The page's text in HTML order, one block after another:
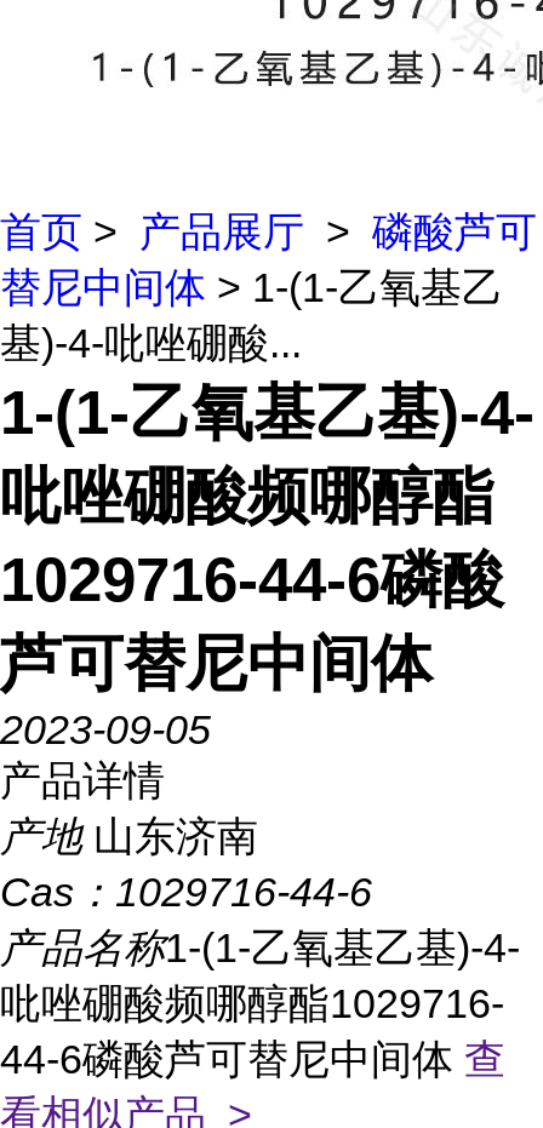
首页 > 产品展厅 > 磷酸芦可
替尼中间体 > 1-(1-乙氧基乙
基)-4-吡唑硼酸...
1-(1-乙氧基乙基)-4-
吡唑硼酸频哪醇酯
1029716-44-6磷酸
芦可替尼中间体
2023-09-05
产品详情
产地 山东济南
Cas： 1029716-44-6
产品名称1-(1-乙氧基乙基)-4-
吡唑硼酸频哪醇酯1029716-
44-6磷酸芦可替尼中间体 查
看相似产品 >